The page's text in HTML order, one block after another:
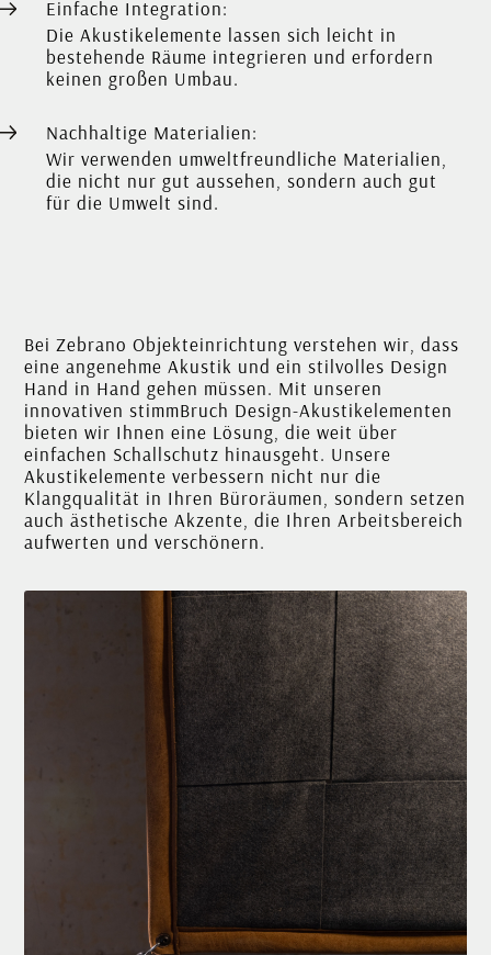
Einfache Integration:
Die Akustikelemente lassen sich leicht in
bestehende Räume integrieren und erfordern
keinen großen Umbau.
Nachhaltige Materialien:
Wir verwenden umweltfreundliche Materialien,
die nicht nur gut aussehen, sondern auch gut
für die Umwelt sind.
Bei Zebrano Objekteinrichtung verstehen wir, dass
eine angenehme Akustik und ein stilvolles Design
Hand in Hand gehen müssen. Mit unseren
innovativen stimmBruch Design-Akustikelementen
bieten wir Ihnen eine Lösung, die weit über
einfachen Schallschutz hinausgeht. Unsere
Akustikelemente verbessern nicht nur die
Klangqualität in Ihren Büroräumen, sondern setzen
auch ästhetische Akzente, die Ihren Arbeitsbereich
aufwerten und verschönern.